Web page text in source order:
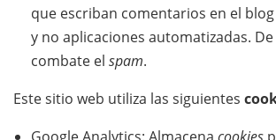
que escriban comentarios en el
y no aplicaciones automatizadas.
combate el spam.
Este sitio web utiliza las siguientes